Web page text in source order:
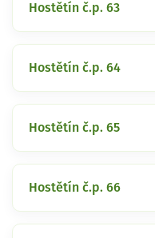
Hostětín č.p. 63
Hostětín č.p. 64
Hostětín č.p. 65
Hostětín č.p. 66